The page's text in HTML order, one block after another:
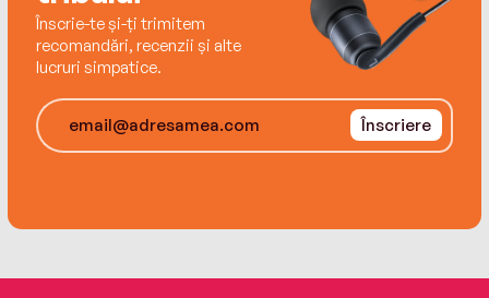
truths they discover…or will their relationship go
down in history as just another Sad Country
Love Song?
Înscrie-te și-ți trimitem
recomandări, recenzii și alte
lucruri simpatice.
Înscriere